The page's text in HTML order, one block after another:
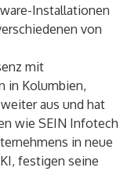
Installationen
von
mit
in Kolumbien,
aus und hat
wie SEIN Infotech
in neue
festigen seine